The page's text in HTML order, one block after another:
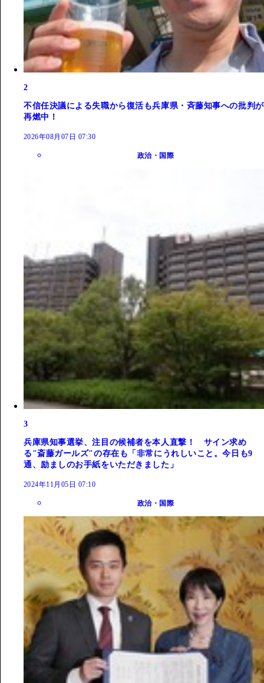
2
不信任決議による失職から復活も兵庫県・斉藤知事への批判が
再燃中！
2026年08月07日 07:30
政治・国際
3
兵庫県知事選挙、注目の候補者を本人直撃！ サイン求め
る"斎藤ガールズ"の存在も「非常にうれしいこと。今日も9
通、励ましのお手紙をいただきました」
2024年11月05日 07:10
政治・国際